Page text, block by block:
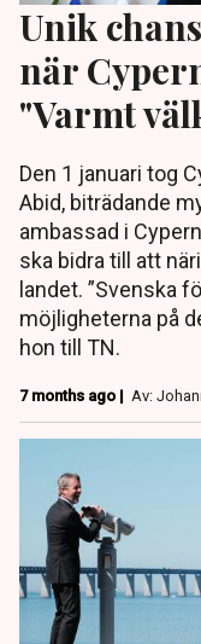
Unik
när
"Varmt
Den 1 januari tog
Abid, biträdande
ambassad i
ska bidra till att
landet. ”Svenska
möjligheterna på
hon till TN.
7 months ago | Av: